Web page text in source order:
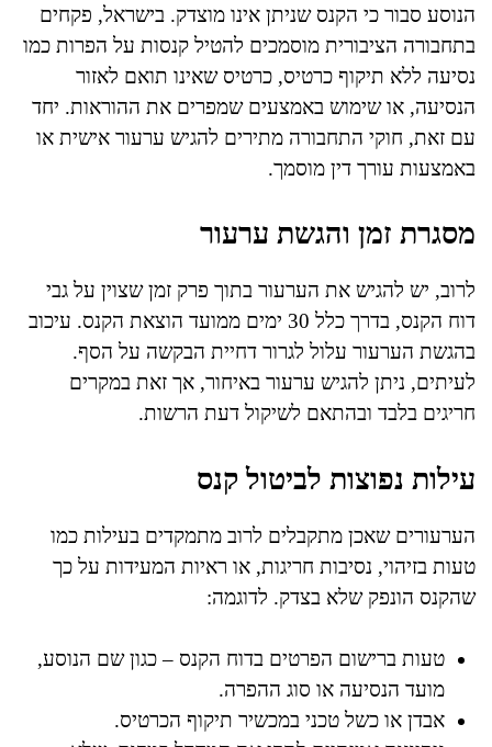
הנוסע סבור כי הקנס שניתן אינו מוצדק. בישראל, פקחים
בתחבורה הציבורית מוסמכים להטיל קנסות על הפרות כמו
נסיעה ללא תיקוף כרטיס, כרטיס שאינו תואם לאזור
הנסיעה, או שימוש באמצעים שמפרים את ההוראות. יחד
עם זאת, חוקי התחבורה מתירים להגיש ערעור אישית או
באמצעות עורך דין מוסמך.
מסגרת זמן והגשת ערעור
לרוב, יש להגיש את הערעור בתוך פרק זמן שצוין על גבי
דוח הקנס, בדרך כלל 30 ימים ממועד הוצאת הקנס. עיכוב
בהגשת הערעור עלול לגרור דחיית הבקשה על הסף.
לעיתים, ניתן להגיש ערעור באיחור, אך זאת במקרים
חריגים בלבד ובהתאם לשיקול דעת הרשות.
עילות נפוצות לביטול קנס
הערעורים שאכן מתקבלים לרוב מתמקדים בעילות כמו
טעות בזיהוי, נסיבות חריגות, או ראיות המעידות על כך
שהקנס הונפק שלא בצדק. לדוגמה:
טעות ברישום הפרטים בדוח הקנס – כגון שם הנוסע,
מועד הנסיעה או סוג ההפרה.
אבדן או כשל טכני במכשיר תיקוף הכרטיס.